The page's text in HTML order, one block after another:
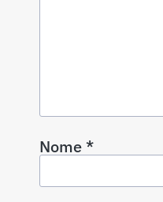
Nome*